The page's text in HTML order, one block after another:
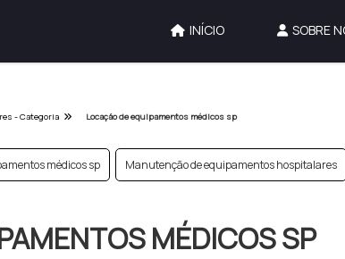
INÍCIO SOBRE
- Categoria Locação de equipamentos médicos sp
médicos sp Manutenção de equipamentos hospitalares
MÉDICOS SP